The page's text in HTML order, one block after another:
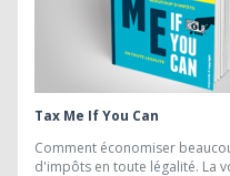
Tax Me If You Can
Comment économiser
d'impôts en toute légalité. La